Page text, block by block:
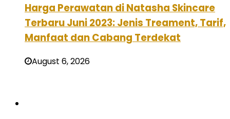
Harga Perawatan di Natasha Skincare
Terbaru Juni 2023: Jenis Treament, Tarif,
Manfaat dan Cabang Terdekat
August 6, 2026